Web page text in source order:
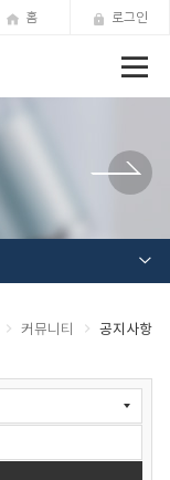
홈 로그인
커뮤니티 공지사항